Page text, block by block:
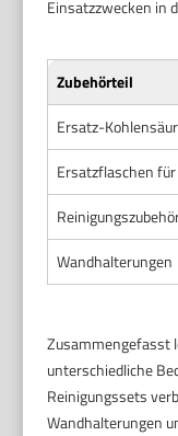
Einsatzzwecken in
Zubehörteil
Ersatz-
Ersatzflaschen
Wandhalterungen
Zusammengefasst
unterschiedliche
Reinigungssets
Wandhalterungen